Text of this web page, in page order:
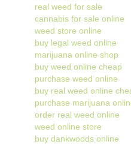
real weed for sale
cannabis for sale online
weed store online
buy legal weed online
marijuana online shop
buy weed online cheap
purchase weed online
buy real weed online
purchase marijuana
order real weed online
weed online store
buy dankwoods online